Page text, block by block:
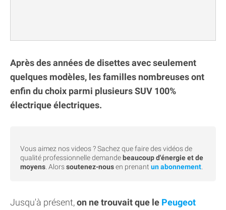
Après des années de disettes avec seulement
quelques modèles, les familles nombreuses ont
enfin du choix parmi plusieurs SUV 100%
électrique électriques.
Vous aimez nos videos ? Sachez que faire des vidéos de
qualité professionnelle demande beaucoup d'énergie et de
moyens . Alorssoutenez-nousen prenant un abonnement
Jusqu'à présent,on ne trouvait que le Peugeot